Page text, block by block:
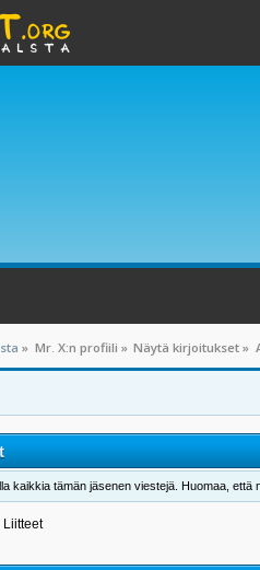
» Mr. X:n profiili » Näytä kirjoitukset »
kaikkia tämän jäsenen viestejä. Huomaa, että
Liitteet